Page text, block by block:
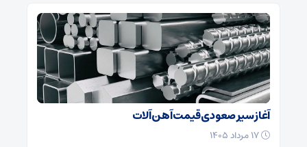
آغاز سیر صعودی قیمت آهن آلات